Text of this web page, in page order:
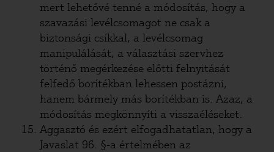
mert lehetővé tenné a módosítás, hogy a
szavazási levélcsomagot ne csak a
biztonsági csíkkal, a levélcsomag
manipulálását, a választási szervhez
történő megérkezése előtti felnyitását
felfedő borítékban lehessen postázni,
hanem bármely más borítékban is. Azaz, a
módosítás megkönnyíti a visszaéléseket.
Aggasztó és ezért elfogadhatatlan, hogy a
Javaslat 96. §-a értelmében az